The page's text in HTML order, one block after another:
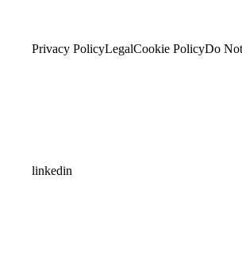
Privacy PolicyLegalCookie PolicyDo
linkedin